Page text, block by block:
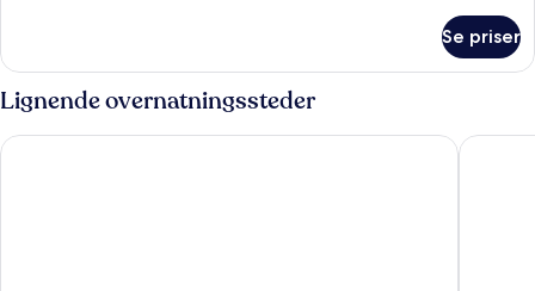
Se priser
Lignende overnatningssteder
Hotel JS Palma Stay - Adults Only Hotel